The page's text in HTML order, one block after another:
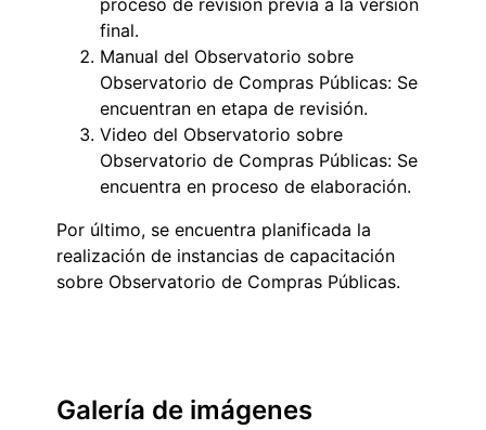
final.
Manual del Observatorio sobre
Observatorio de Compras Públicas: Se
encuentran en etapa de revisión.
Video del Observatorio sobre
Observatorio de Compras Públicas: Se
encuentra en proceso de elaboración.
Por último, se encuentra planificada la
realización de instancias de capacitación
sobre Observatorio de Compras Públicas.
Galería de imágenes